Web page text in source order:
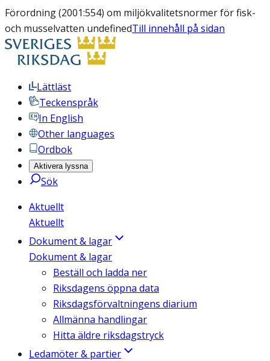
Förordning (2001:554) om miljökvalitetsnormer för fisk-
och musselvatten undefinedTill innehåll på sidan
Lättläst
Teckenspråk
In English
Other languages
Ordbok
Aktivera lyssna
Sök
Aktuellt
Aktuellt
Dokument & lagar
Dokument & lagar
Beställ och ladda ner
Riksdagens öppna data
Riksdagsförvaltningens diarium
Allmänna handlingar
Hitta äldre riksdagstryck
Ledamöter & partier